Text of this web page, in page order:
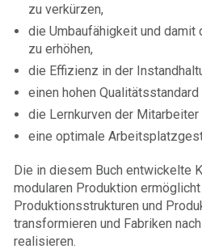
zu verkürzen,
die Umbaufähigkeit und
zu erhöhen,
die Effizienz in der
einen hohen
die Lernkurven der Mitarbeiter
eine optimale
Die in diesem Buch entwickelte
modularen Produktion
Produktionsstrukturen und
transformieren und Fabriken
realisieren.